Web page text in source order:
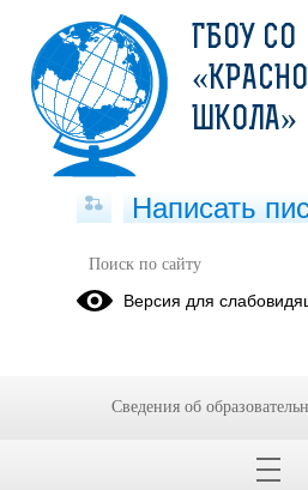
СООБЩИ, ГДЕ
СМЕРТЬЮ
по 25 октября 2024 года
ежегодной акции
ГБОУ СО
ШКОЛА»
Написать
Версия для
Сведения об